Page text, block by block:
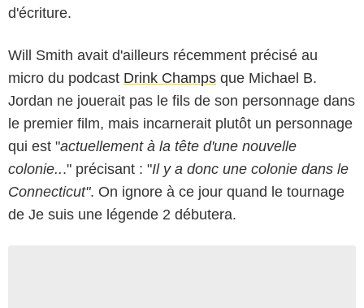
d'écriture.
Will Smith avait d'ailleurs récemment précisé au
micro du podcast Drink Champs que Michael B.
Jordan ne jouerait pas le fils de son personnage dans
le premier film, mais incarnerait plutôt un personnage
qui est "actuellement à la tête d'une nouvelle
colonie..." précisant : "Il y a donc une colonie dans le
Connecticut". On ignore à ce jour quand le tournage
de Je suis une légende 2 débutera.